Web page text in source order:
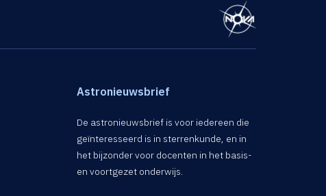
Astronieuwsbrief
De astronieuwsbrief is voor iedereen die
geïnteresseerd is in sterrenkunde, en in
het bijzonder voor docenten in het basis-
en voortgezet onderwijs.